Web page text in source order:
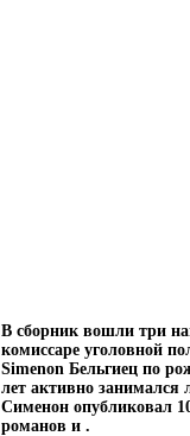
В сборник вошли три
комиссаре уголовной
Simenon Бельгиец по
лет активно занимался
Сименон опубликовал
романов и .